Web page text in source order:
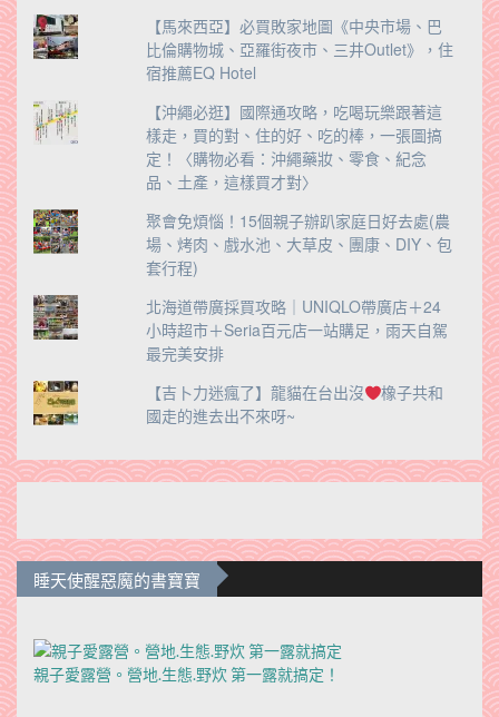
【馬來西亞】必買敗家地圖《中央市場、巴
比倫購物城、亞羅街夜市、三井Outlet》，住
宿推薦EQ Hotel
【沖繩必逛】國際通攻略，吃喝玩樂跟著這
樣走，買的對、住的好、吃的棒，一張圖搞
定！〈購物必看：沖繩藥妝、零食、紀念
品、土產，這樣買才對〉
聚會免煩惱！15個親子辦趴家庭日好去處(農
場、烤肉、戲水池、大草皮、團康、DIY、包
套行程)
北海道帶廣採買攻略｜UNIQLO帶廣店＋24
小時超市＋Seria百元店一站購足，雨天自駕
最完美安排
【吉卜力迷瘋了】龍貓在台出沒
橡子共和
國走的進去出不來呀~
睡天使醒惡魔的書寶寶
親子愛露營。營地.生態.野炊 第一露就搞定！